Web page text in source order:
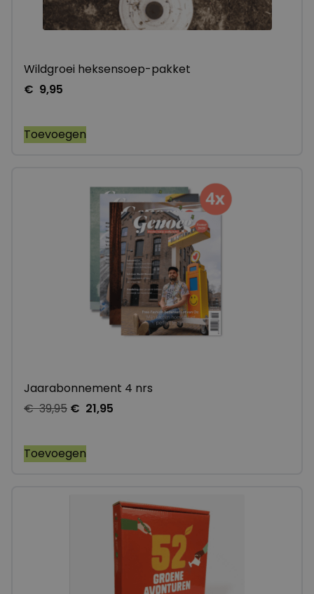
Wildgroei heksensoep-pakket
€ 9,95
Toevoegen
Jaarabonnement 4 nrs
€39,95 € 21,95
Toevoegen